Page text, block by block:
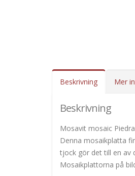
Beskrivning Mer
Beskrivning
Mosavit mosaic
Denna mosaikplatta
tjock gör det till en av
Mosaikplattorna på